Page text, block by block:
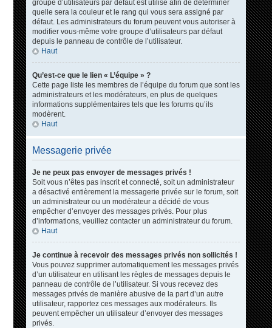
groupe d’utilisateurs par défaut est utilisé afin de déterminer
quelle sera la couleur et le rang qui vous sera assigné par
défaut. Les administrateurs du forum peuvent vous autoriser à
modifier vous-même votre groupe d’utilisateurs par défaut
depuis le panneau de contrôle de l’utilisateur.
Haut
Qu’est-ce que le lien « L’équipe » ?
Cette page liste les membres de l’équipe du forum que sont les
administrateurs et les modérateurs, en plus de quelques
informations supplémentaires tels que les forums qu’ils
modèrent.
Haut
Messagerie privée
Je ne peux pas envoyer de messages privés !
Soit vous n’êtes pas inscrit et connecté, soit un administrateur
a désactivé entièrement la messagerie privée sur le forum, soit
un administrateur ou un modérateur a décidé de vous
empêcher d’envoyer des messages privés. Pour plus
d’informations, veuillez contacter un administrateur du forum.
Haut
Je continue à recevoir des messages privés non sollicités !
Vous pouvez supprimer automatiquement les messages privés
d’un utilisateur en utilisant les règles de messages depuis le
panneau de contrôle de l’utilisateur. Si vous recevez des
messages privés de manière abusive de la part d’un autre
utilisateur, rapportez ces messages aux modérateurs. Ils
peuvent empêcher un utilisateur d’envoyer des messages
privés.